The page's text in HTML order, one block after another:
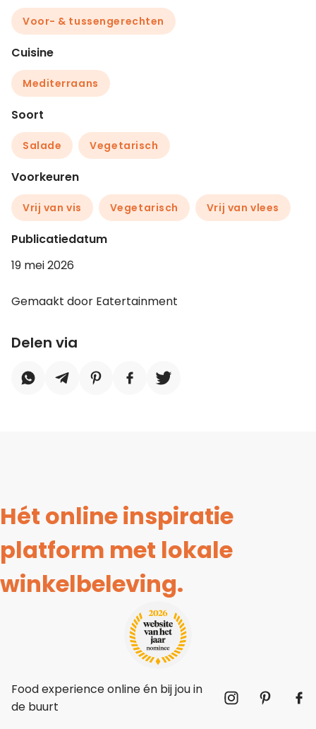
Voor- & tussengerechten
Cuisine
Mediterraans
Soort
Salade Vegetarisch
Voorkeuren
Vrij van vis Vegetarisch Vrij van vlees
Publicatiedatum
19 mei 2026
Gemaakt door Eatertainment
Delen via
Hét online inspiratie
platform met lokale
winkelbeleving.
Food experience online én bij jou in
de buurt